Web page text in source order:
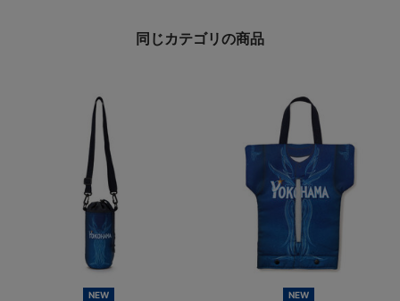
同じカテゴリの商品
NEW NEW